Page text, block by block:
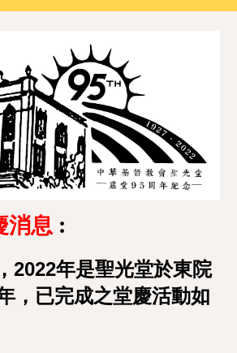
消息 ︰
2022年是聖光堂於東院
，已完成之堂慶活動如